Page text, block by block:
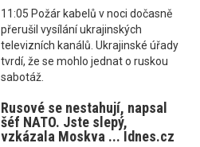
11:05 Požár kabelů v noci dočasně
přerušil vysílání ukrajinských
televizních kanálů. Ukrajinské úřady
tvrdí, že se mohlo jednat o ruskou
sabotáž.
Rusové se nestahují, napsal
šéf NATO. Jste slepý,
vzkázala Moskva ... Idnes.cz